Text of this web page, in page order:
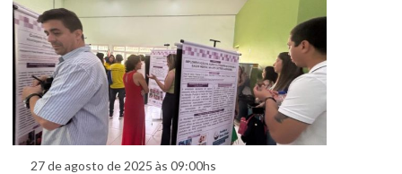
27 de agosto de 2025 às 09:00hs